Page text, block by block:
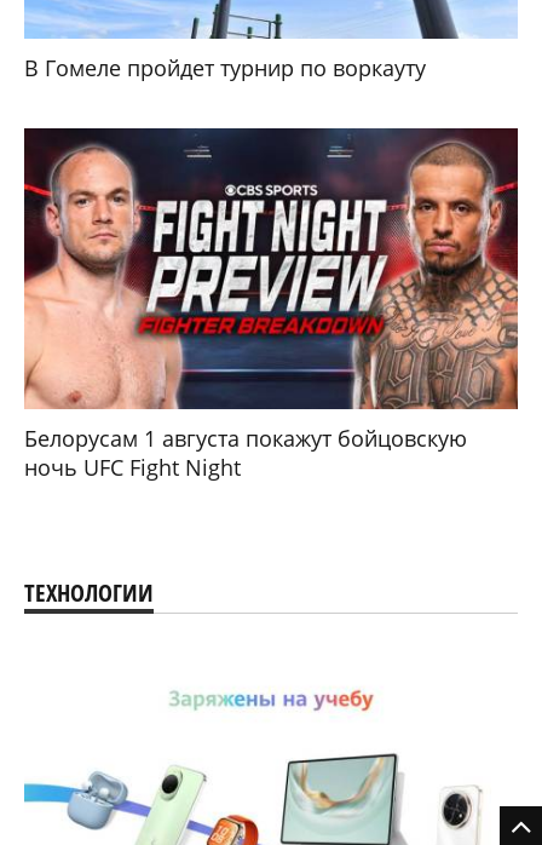
В Гомеле пройдет турнир по воркауту
Белорусам 1 августа покажут бойцовскую
ночь UFC Fight Night
ТЕХНОЛОГИИ